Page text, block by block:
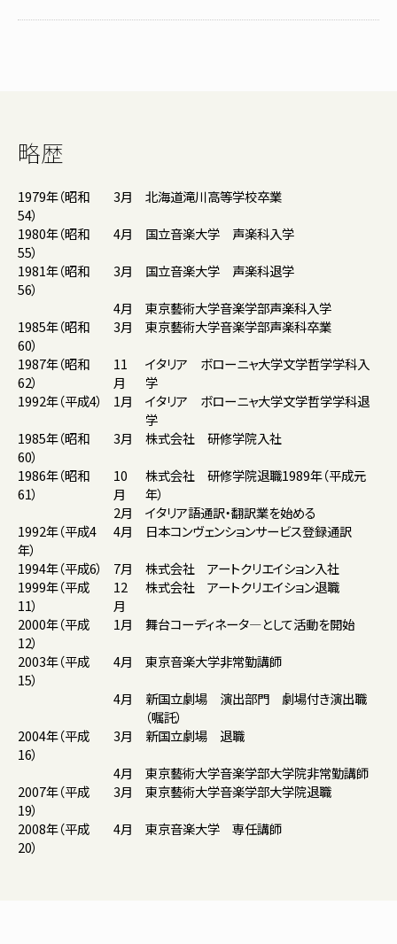
略歴
1979年（昭和
54）
3月
北海道滝川高等学校卒業
1980年（昭和
55）
4月
国立音楽大学 声楽科入学
1981年（昭和
56）
3月
国立音楽大学 声楽科退学
4月
東京藝術大学音楽学部声楽科入学
1985年（昭和
60）
3月
東京藝術大学音楽学部声楽科卒業
1987年（昭和
62）
11
月
イタリア ボローニャ大学文学哲学学科入
学
1992年（平成4）
1月
イタリア ボローニャ大学文学哲学学科退
学
1985年（昭和
60）
3月
株式会社 研修学院入社
1986年（昭和
61）
10
月
株式会社 研修学院退職1989年（平成元
年）
2月
イタリア語通訳・翻訳業を始める
1992年（平成4
年）
4月
日本コンヴェンションサービス登録通訳
1994年（平成6）
7月
株式会社 アートクリエイション入社
1999年（平成
11）
12
月
株式会社 アートクリエイション退職
2000年（平成
12）
1月
舞台コーディネータ―として活動を開始
2003年（平成
15）
4月
東京音楽大学非常勤講師
4月
新国立劇場 演出部門 劇場付き演出職
（嘱託）
2004年（平成
16）
3月
新国立劇場 退職
4月
東京藝術大学音楽学部大学院非常勤講師
2007年（平成
19）
3月
東京藝術大学音楽学部大学院退職
2008年（平成
20）
4月 東京音楽大学 専任講師